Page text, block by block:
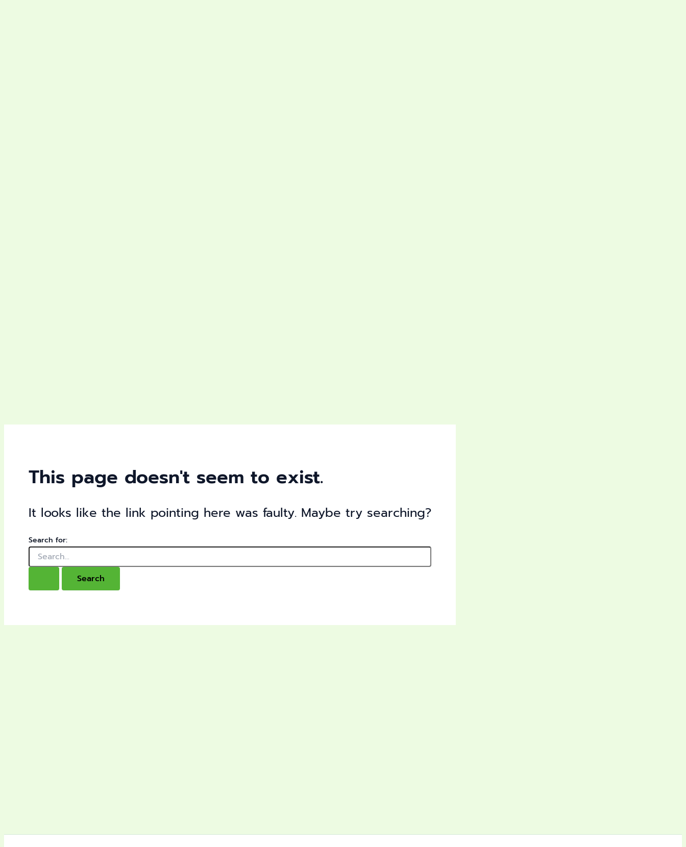
This page doesn't seem to exist.
It looks like the link pointing here was faulty. Maybe try searching?
Search for: